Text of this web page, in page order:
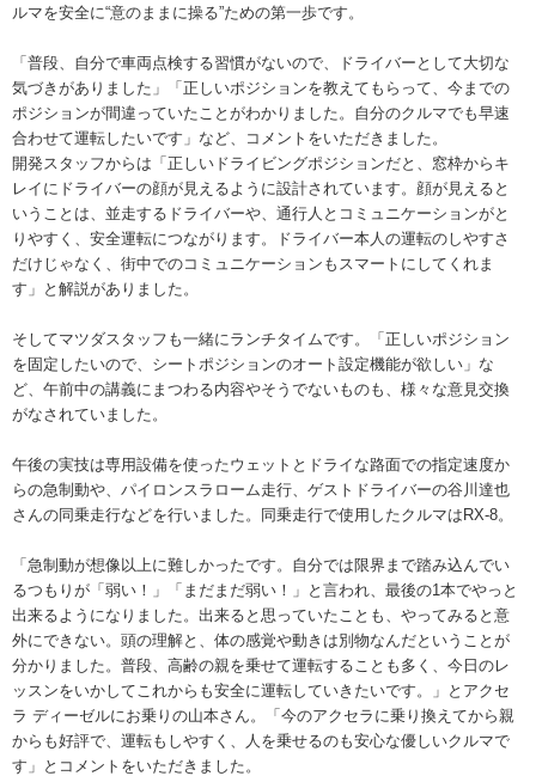
ルマを安全に“意のままに操る”ための第一歩です。
「普段、自分で車両点検する習慣がないので、ドライバーとして大切な
気づきがありました」「正しいポジションを教えてもらって、今までの
ポジションが間違っていたことがわかりました。自分のクルマでも早速
合わせて運転したいです」など、コメントをいただきました。
開発スタッフからは「正しいドライビングポジションだと、窓枠からキ
レイにドライバーの顔が見えるように設計されています。顔が見えると
いうことは、並走するドライバーや、通行人とコミュニケーションがと
りやすく、安全運転につながります。ドライバー本人の運転のしやすさ
だけじゃなく、街中でのコミュニケーションもスマートにしてくれま
す」と解説がありました。
そしてマツダスタッフも一緒にランチタイムです。「正しいポジション
を固定したいので、シートポジションのオート設定機能が欲しい」な
ど、午前中の講義にまつわる内容やそうでないものも、様々な意見交換
がなされていました。
午後の実技は専用設備を使ったウェットとドライな路面での指定速度か
らの急制動や、パイロンスラローム走行、ゲストドライバーの谷川達也
さんの同乗走行などを行いました。同乗走行で使用したクルマはRX-8。
「急制動が想像以上に難しかったです。自分では限界まで踏み込んでい
るつもりが「弱い！」「まだまだ弱い！」と言われ、最後の1本でやっと
出来るようになりました。出来ると思っていたことも、やってみると意
外にできない。頭の理解と、体の感覚や動きは別物なんだということが
分かりました。普段、高齢の親を乗せて運転することも多く、今日のレ
ッスンをいかしてこれからも安全に運転していきたいです。」とアクセ
ラ ディーゼルにお乗りの山本さん。「今のアクセラに乗り換えてから親
からも好評で、運転もしやすく、人を乗せるのも安心な優しいクルマで
す」とコメントをいただきました。